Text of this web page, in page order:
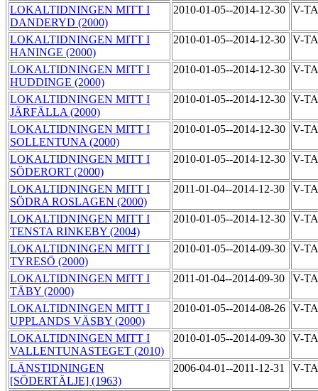
LOKALTIDNINGEN MITT I
DANDERYD (2000)
2010-01-05--2014-12-30 V-
LOKALTIDNINGEN MITT I
HANINGE (2000)
2010-01-05--2014-12-30 V-
LOKALTIDNINGEN MITT I
HUDDINGE (2000)
2010-01-05--2014-12-30 V-
LOKALTIDNINGEN MITT I
JÄRFÄLLA (2000)
2010-01-05--2014-12-30 V-
LOKALTIDNINGEN MITT I
SOLLENTUNA (2000)
2010-01-05--2014-12-30 V-
LOKALTIDNINGEN MITT I
SÖDERORT (2000)
2010-01-05--2014-12-30 V-
LOKALTIDNINGEN MITT I
SÖDRA ROSLAGEN (2000)
2011-01-04--2014-12-30 V-
LOKALTIDNINGEN MITT I
TENSTA RINKEBY (2004)
2010-01-05--2014-12-30 V-
LOKALTIDNINGEN MITT I
TYRESÖ (2000)
2010-01-05--2014-09-30 V-
LOKALTIDNINGEN MITT I
TÄBY (2000)
2011-01-04--2014-09-30 V-
LOKALTIDNINGEN MITT I
UPPLANDS VÄSBY (2000)
2010-01-05--2014-08-26 V-
LOKALTIDNINGEN MITT I
VALLENTUNASTEGET (2010)
2010-01-05--2014-09-30 V-
LÄNSTIDNINGEN
[SÖDERTÄLJE] (1963)
2006-04-01--2011-12-31 V-